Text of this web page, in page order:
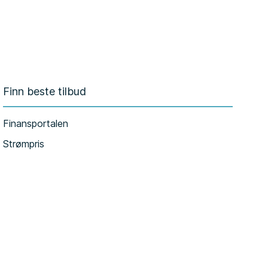
Finn beste tilbud
Finansportalen
Strømpris